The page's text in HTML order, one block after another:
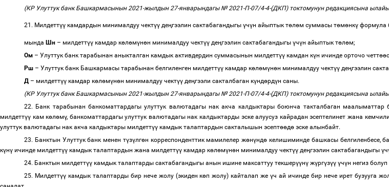
(КР Улуттук банк Башкармасынын 2021-жылдын 27-январындагы № 2021-П-07/4-4-(ДКП) токтомунун редакциясына
21. Милдеттүү камдардын минималдуу чектүү деңгээлин сактабагандыгы үчүн айыптык төлөм суммасы төмөнкү формула
мында Шн – милдеттүү камдар көлөмүнөн минималдуу чектүү деңгээлин сактабагандыгы үчүн айыптык төлөм;
Ом – Улуттук банк тарабынан аныкталган камдык активдердин суммасынын милдеттүү камдан күн ичинде орточо четтөөс
Рш – Улуттук банк Башкармасы тарабынан белгиленген милдеттүү камдар көлөмүнөн минималдуу чектүү деңгээлин
Д – милдеттүү камдар көлөмүнөн минималдуу чектүү деңгээли сакталбаган күндөрдүн саны.
(КР Улуттук банк Башкармасынын 2021-жылдын 27-январындагы № 2021-П-07/4-4-(ДКП) токтомунун редакциясына
22. Банк тарабынан банкоматтардагы улуттук валютадагы нак акча калдыктары боюнча такталбаган
милдеттүү кам көлөмү, банкоматтардагы улуттук валютадагы нак калдыктарды эске алуусуз кайрадан эсептелинет жана
улуттук валютадагы нак акча калдыктары милдеттүү камдык талаптардын сакталышын эсептөөдө эске алынбайт.
23. Банктын Улуттук банк менен түзүлгөн корреспонденттик мамилелер жөнүндө келишиминде башкасы белгиленбесе,
күнү ичинде милдеттүү камдык талаптардын жана милдеттүү камдар көлөмүнөн минималдуу чектүү деңгээлин сактабагандыгы үч
24. Банктын милдеттүү камдык талаптарды сактабагандыгы анын ишине максаттуу текшерүүнү жүргүзүү үчүн негиз
25. Милдеттүүкамдык талаптарды бир нече жолу (экиден көп жолу) кайталап жеүч ай ичинде бир нече ирет бузууга